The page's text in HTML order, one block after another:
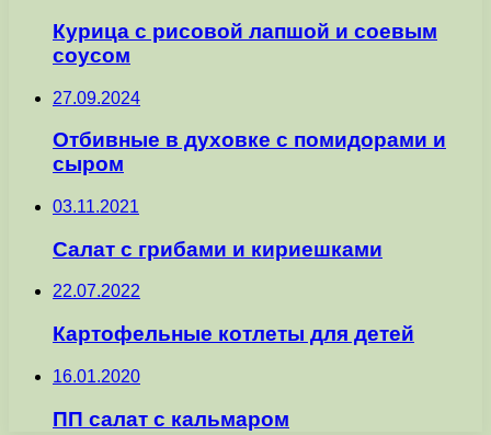
Курица с рисовой лапшой и соевым
соусом
27.09.2024
Отбивные в духовке с помидорами и
сыром
03.11.2021
Салат с грибами и кириешками
22.07.2022
Картофельные котлеты для детей
16.01.2020
ПП салат с кальмаром